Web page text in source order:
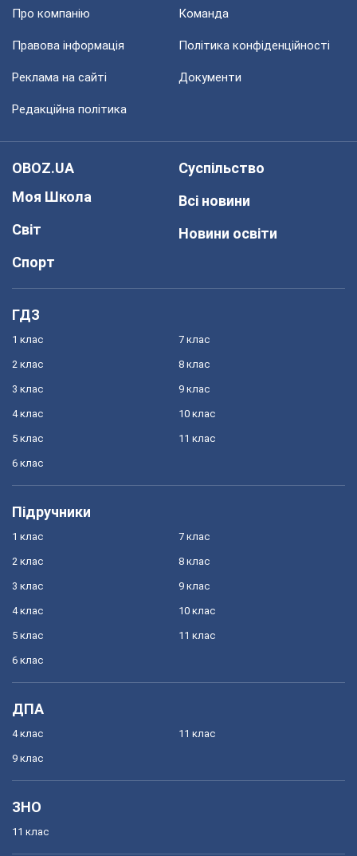
Про компанію Команда
Правова інформація Політика конфіденційності
Реклама на сайті Документи
Редакційна політика
OBOZ.UA
Моя Школа
Світ
Спорт
Суспільство
Всі новини
Новини освіти
ГДЗ
1 клас
2 клас
3 клас
4 клас
5 клас
6 клас
7 клас
8 клас
9 клас
10 клас
11 клас
Підручники
1 клас
2 клас
3 клас
4 клас
5 клас
6 клас
7 клас
8 клас
9 клас
10 клас
11 клас
ДПА
4 клас
9 клас
11 клас
ЗНО
11 клас